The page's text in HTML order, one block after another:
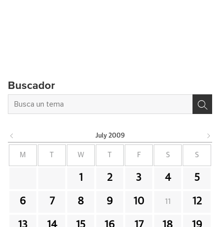
Buscador
July 2009
M W F S S
1 2 3 4 5
6 7 8 9 10 11 12
13 14 15 16 17 18 19